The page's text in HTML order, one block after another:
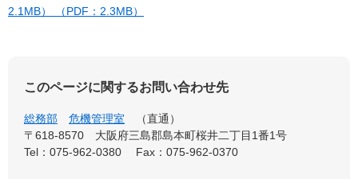
2.1MB） （PDF：2.3MB）
このページに関するお問い合わせ先
総務部 危機管理室
直通
〒618-8570
大阪府三島郡島本町桜井二丁目1番1号
Tel：075-962-0380
Fax：075-962-0370